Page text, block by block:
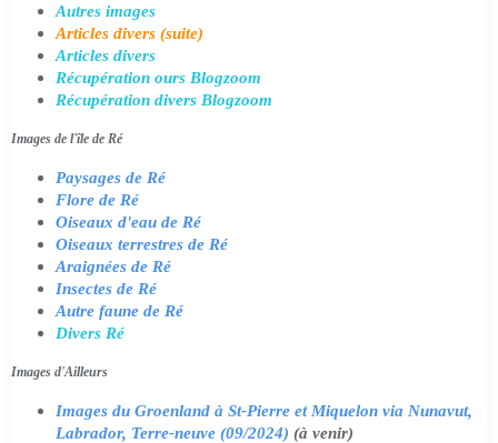
Autres images
Articles divers (suite)
Articles divers
Récupération ours Blogzoom
Récupération divers Blogzoom
Images de l'île de Ré
Paysages de Ré
Flore de Ré
Oiseaux d'eau de Ré
Oiseaux terrestres de Ré
Araignées de Ré
Insectes de Ré
Autre faune de Ré
Divers Ré
Images d'Ailleurs
Images du Groenland à St-Pierre et Miquelon via Nunavut,
Labrador, Terre-neuve (09/2024) (à venir)